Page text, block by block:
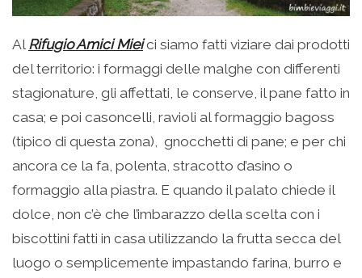
Al Rifugio Amici Mieici siamo fatti viziare dai prodotti
del territorio: i formaggi delle malghe con differenti
stagionature, gli affettati, le conserve, il pane fatto in
casa; e poi casoncelli, ravioli al formaggio bagoss
(tipico di questa zona), gnocchetti di pane; e per chi
ancora ce la fa, polenta, stracotto d’asino o
formaggio alla piastra. E quando il palato chiede il
dolce, non c’è che l’imbarazzo della scelta con i
biscottini fatti in casa utilizzando la frutta secca del
luogo o semplicemente impastando farina, burro e